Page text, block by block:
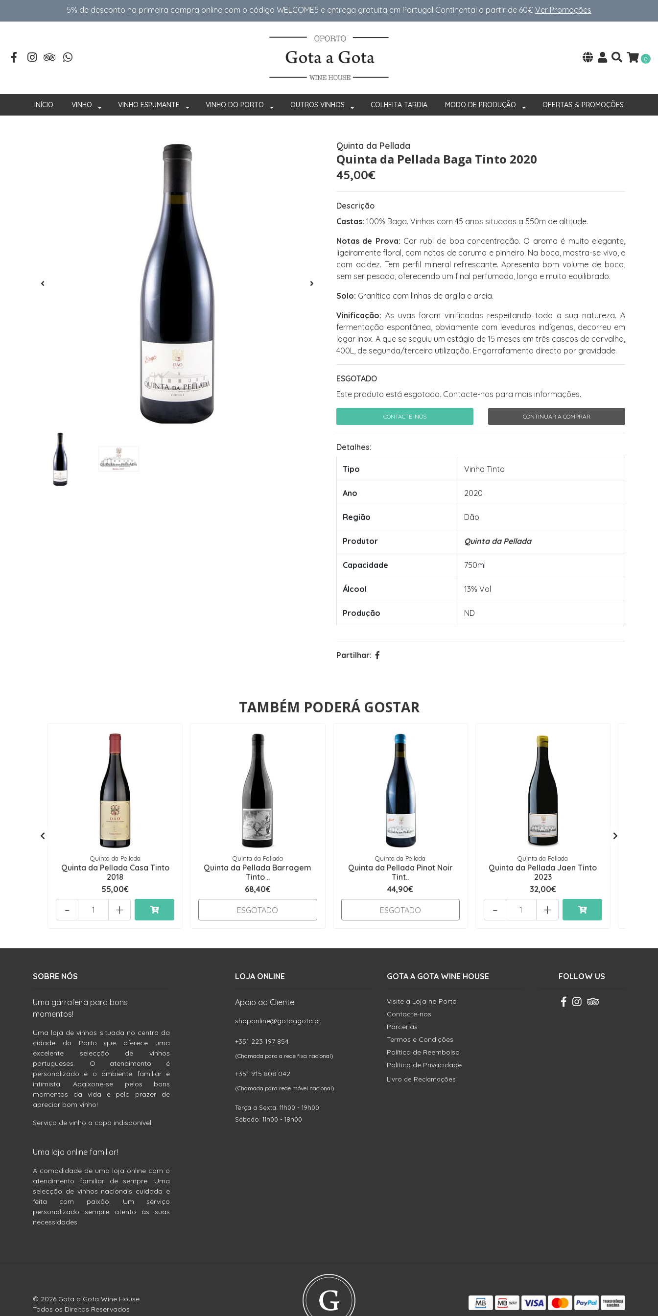
5% de desconto na primeira compra online com o código WELCOME5 e entrega gratuita em Portugal Continental a partir de 60€ Ver Promoções
0
INÍCIO VINHO VINHO ESPUMANTE VINHO DO PORTO OUTROS VINHOS COLHEITA TARDIA MODO DE PRODUÇÃO OFERTAS & PROMOÇÕES
Quinta da Pellada
Quinta da Pellada Baga Tinto 2020
45,00€
Descrição
Castas: 100% Baga. Vinhas com 45 anos situadas a 550m de altitude.
Notas de Prova: Cor rubi de boa concentração. O aroma é muito elegante,
ligeiramente floral, com notas de caruma e pinheiro. Na boca, mostra-se vivo, e
com acidez. Tem perfil mineral refrescante. Apresenta bom volume de boca,
sem ser pesado, oferecendo um final perfumado, longo e muito equilibrado.
Solo: Granítico com linhas de argila e areia.
Vinificação: As uvas foram vinificadas respeitando toda a sua natureza. A
fermentação espontânea, obviamente com leveduras indígenas, decorreu em
lagar inox. A que se seguiu um estágio de 15 meses em três cascos de carvalho,
400L, de segunda/terceira utilização. Engarrafamento directo por gravidade.
ESGOTADO
Este produto está esgotado. Contacte-nos para mais informações.
CONTACTE-NOS CONTINUAR A COMPRAR
Detalhes:
Tipo Vinho Tinto
Ano 2020
Região Dão
Produtor Quinta da Pellada
Capacidade 750ml
Álcool 13% Vol
Produção ND
Partilhar:
TAMBÉM PODERÁ GOSTAR
Quinta da Pellada
Quinta da Pellada Casa Tinto
2018
55,00€
+
-
Quinta da Pellada
Quinta da Pellada Barragem
Tinto ..
68,40€
ESGOTADO
Quinta da Pellada
Quinta da Pellada Pinot Noir
Tint..
44,90€
ESGOTADO
Quinta da Pellada
Quinta da Pellada Jaen Tinto
2023
32,00€
+
-
SOBRE NÓS
Uma garrafeira para bons
momentos!
Uma loja de vinhos situada no centro da
cidade do Porto que oferece uma
excelente selecção de vinhos
portugueses. O atendimento é
personalizado e o ambiente familiar e
intimista. Apaixone-se pelos bons
momentos da vida e pelo prazer de
apreciar bom vinho!
Serviço de vinho a copo indisponível.
Uma loja online familiar!
A comodidade de uma loja online com o
atendimento familiar de sempre. Uma
selecção de vinhos nacionais cuidada e
feita com paixão. Um serviço
personalizado sempre atento às suas
necessidades.
LOJA ONLINE
Apoio ao Cliente
shoponline@gotaagota.pt
+351 223 197 854
(Chamada para a rede fixa nacional)
+351 915 808 042
(Chamada para rede móvel nacional)
Terça a Sexta: 11h00 - 19h00
Sábado: 11h00 - 18h00
GOTA A GOTA WINE HOUSE
Visite a Loja no Porto
Contacte-nos
Parcerias
Termos e Condições
Política de Reembolso
Política de Privacidade
Livro de Reclamações
FOLLOW US
© 2026 Gota a Gota Wine House
Todos os Direitos Reservados